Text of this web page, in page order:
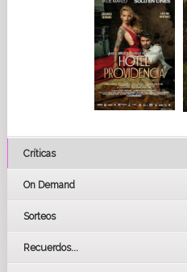
Críticas
On Demand
Sorteos
Recuerdos...